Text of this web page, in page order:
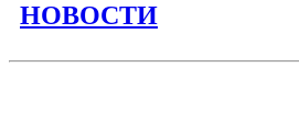
НОВОСТИ